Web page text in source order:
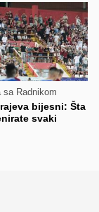
sa Radnikom
bijesni: Šta
svaki